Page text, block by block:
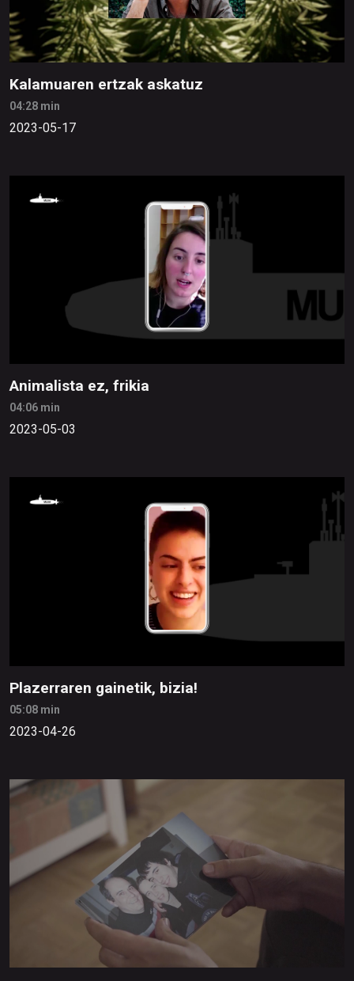
Kalamuaren ertzak askatuz
04:28 min
2023-05-17
Animalista ez, frikia
04:06 min
2023-05-03
Plazerraren gainetik, bizia!
05:08 min
2023-04-26